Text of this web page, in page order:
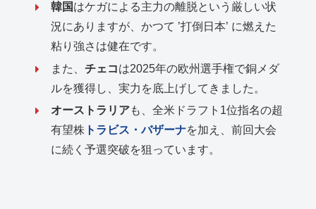
韓国はケガによる主力の離脱という厳しい状
況にありますが、かつて ’打倒日本’ に燃えた
粘り強さは健在です。
また、チェコは2025年の欧州選手権で銅メダ
ルを獲得し、実力を底上げしてきました。
オーストラリアも、全米ドラフト1位指名の超
有望株 トラビス・バザーナを加え、前回大会
に続く予選突破を狙っています。